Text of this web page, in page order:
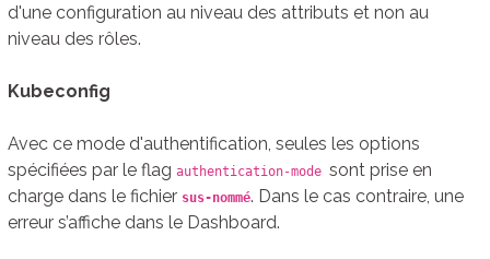
d'une configuration au niveau des attributs et non au
niveau des rôles.
Kubeconfig
Avec ce mode d'authentification, seules les options
spécifiées par le flag authentication-mode sont prise en
charge dans le fichier sus-nommé. Dans le cas contraire, une
erreur s’affiche dans le Dashboard.